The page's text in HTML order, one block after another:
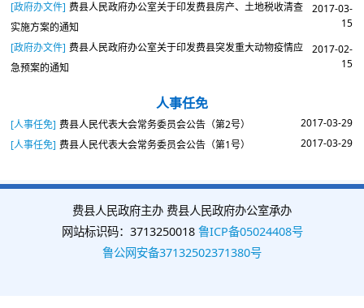
[政府办文件] 费县人民政府办公室关于印发费县房产、土地税收清查
实施方案的通知
2017-03-
15
[政府办文件] 费县人民政府办公室关于印发费县突发重大动物疫情应
急预案的通知
2017-02-
15
人事任免
[人事任免] 费县人民代表大会常务委员会公告（第2号）
2017-03-29
[人事任免] 费县人民代表大会常务委员会公告（第1号） 2017-03-29
费县人民政府主办 费县人民政府办公室承办
网站标识码：3713250018 鲁ICP备05024408号
鲁公网安备37132502371380号